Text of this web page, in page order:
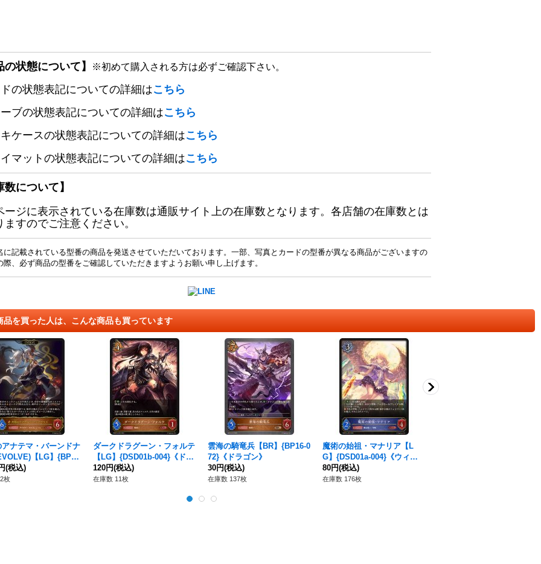
の状態について】 ※初めて購入される方は必ずご確認下さい。
の状態表記についての詳細はこちら
ブの状態表記についての詳細はこちら
ケースの状態表記についての詳細はこちら
マットの状態表記についての詳細はこちら
数について】
ージに表示されている在庫数は通販サイト上の在庫数となります。各店舗の在庫数とは
ますのでご注意ください。
記載されている型番の商品を発送させていただいております。一部、写真とカードの型番が異なる商品がございますの
際、必ず商品の型番をご確認していただきますようお願い申し上げます。
品を買った人は、こんな商品も買っています
アナテマ・バーンドナ
【LG】{BP16
ドラゴン》
(税込)
枚
ダークドラグーン・フォルテ
【LG】{DSD01b-004}《ドラ
ゴン》
120円(税込)
在庫数 11枚
雲海の騎竜兵【BR】{BP16-0
72}《ドラゴン》
30円(税込)
在庫数 137枚
魔術の始祖・マナリア【L
G】{DSD01a-004}《ウィッ
チ》
80円(税込)
在庫数 176枚